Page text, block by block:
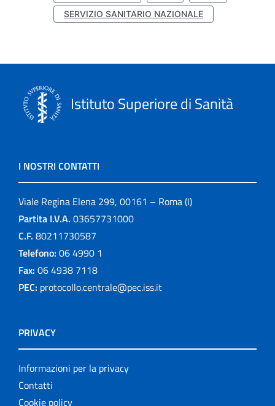
SERVIZIO SANITARIO NAZIONALE
Istituto Superiore di Sanità
I NOSTRI CONTATTI
Viale Regina Elena 299, 00161 – Roma (I)
Partita I.V.A. 03657731000
C.F. 80211730587
Telefono: 06 4990 1
Fax: 06 4938 7118
PEC: protocollo.centrale@pec.iss.it
PRIVACY
Informazioni per la privacy
Contatti
Cookie policy